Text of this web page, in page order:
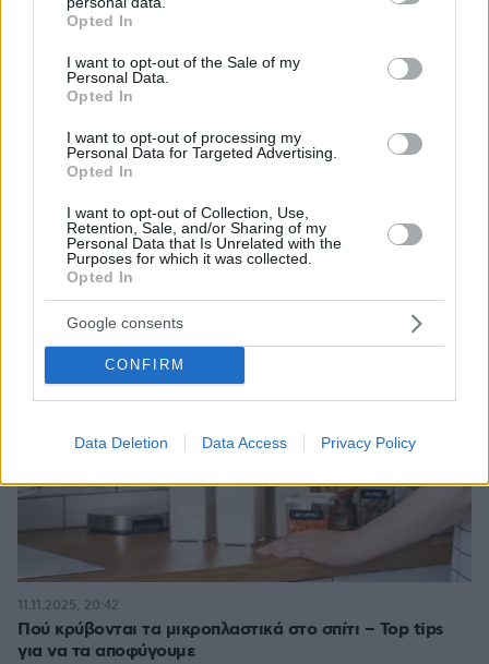
grant or deny consent to Google and its third-party tags to
use your data for below specified purposes in below Google
consent section.
Opted In
I want to opt-out of the Sale of my
Personal Data.
Opted In
I want to opt-out of processing my
Personal Data for Targeted Advertising.
Opted In
I want to opt-out of Collection, Use,
Retention, Sale, and/or Sharing of my
Personal Data that Is Unrelated with the
Purposes for which it was collected.
Opted In
Google consents
CONFIRM
Data Deletion Data Access Privacy Policy
δεδομένα για τα χημικά που «κρύβονται» στην
Πού κρύβονται τα μικροπλαστικά στο σπίτι – Top tips
για να τα αποφύγουμε
11.11.2025, 20:42